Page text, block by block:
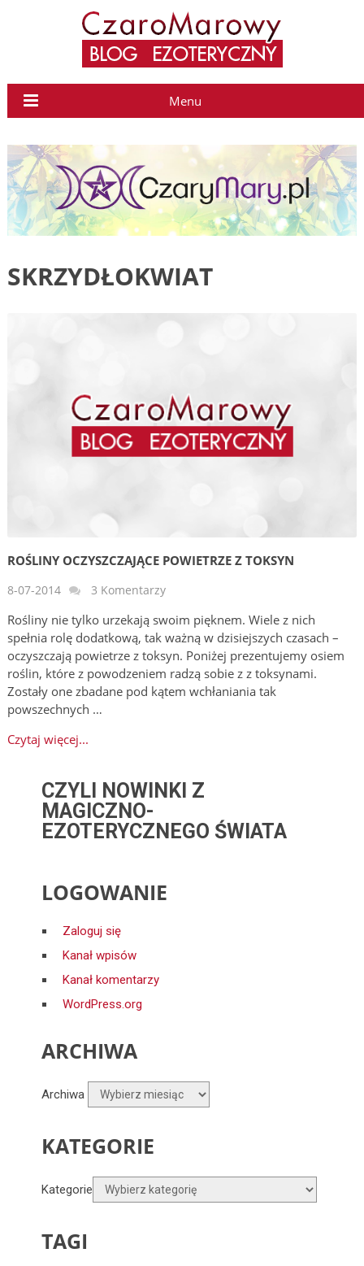
Menu
SKRZYDŁOKWIAT
ROŚLINY OCZYSZCZAJĄCE POWIETRZE Z TOKSYN
8-07-2014 3 Komentarzy
Rośliny nie tylko urzekają swoim pięknem. Wiele z nich
spełnia rolę dodatkową, tak ważną w dzisiejszych czasach –
oczyszczają powietrze z toksyn. Poniżej prezentujemy osiem
roślin, które z powodzeniem radzą sobie z z toksynami.
Zostały one zbadane pod kątem wchłaniania tak
powszechnych …
Czytaj więcej...
CZYLI NOWINKI Z
MAGICZNO-
EZOTERYCZNEGO ŚWIATA
LOGOWANIE
Zaloguj się
Kanał wpisów
Kanał komentarzy
WordPress.org
ARCHIWA
Archiwa
KATEGORIE
Kategorie
TAGI